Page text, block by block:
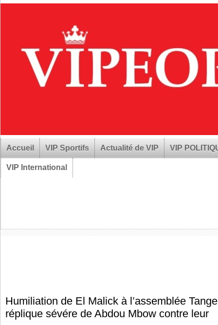
Accueil VIP Sportifs Actualité de VIP VIP
VIP International
Humiliation de El Malick à l’assemblée
réplique sévére de Abdou Mbow contre leur